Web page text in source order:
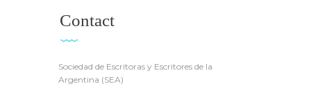
Contact
Sociedad de Escritoras y Escritores de la
Argentina (SEA)